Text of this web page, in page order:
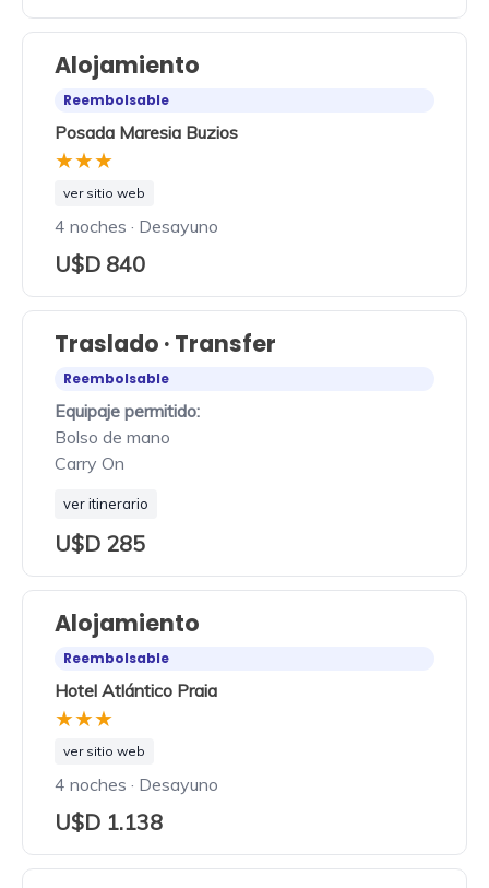
Alojamiento
Reembolsable
Posada Maresia Buzios
★★★
ver sitio web
4 noches · Desayuno
U$D 840
Traslado · Transfer
Reembolsable
Equipaje permitido:
Bolso de mano
Carry On
ver itinerario
U$D 285
Alojamiento
Reembolsable
Hotel Atlántico Praia
★★★
ver sitio web
4 noches · Desayuno
U$D 1.138